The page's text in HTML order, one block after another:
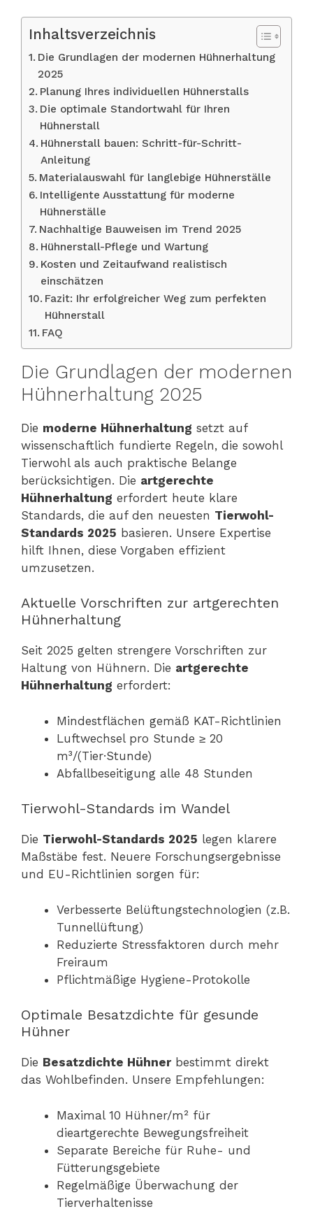
Inhaltsverzeichnis
Die Grundlagen der modernen Hühnerhaltung
2025
Planung Ihres individuellen Hühnerstalls
Die optimale Standortwahl für Ihren
Hühnerstall
Hühnerstall bauen: Schritt-für-Schritt-
Anleitung
Materialauswahl für langlebige Hühnerställe
Intelligente Ausstattung für moderne
Hühnerställe
Nachhaltige Bauweisen im Trend 2025
Hühnerstall-Pflege und Wartung
Kosten und Zeitaufwand realistisch
einschätzen
Fazit: Ihr erfolgreicher Weg zum perfekten
Hühnerstall
FAQ
Die Grundlagen der modernen
Hühnerhaltung 2025
Die moderne Hühnerhaltung setzt auf
wissenschaftlich fundierte Regeln, die sowohl
Tierwohl als auch praktische Belange
berücksichtigen. Die artgerechte
Hühnerhaltung erfordert heute klare
Standards, die auf den neuesten Tierwohl-
Standards 2025 basieren. Unsere Expertise
hilft Ihnen, diese Vorgaben effizient
umzusetzen.
Aktuelle Vorschriften zur artgerechten
Hühnerhaltung
Seit 2025 gelten strengere Vorschriften zur
Haltung von Hühnern. Die artgerechte
Hühnerhaltung erfordert:
Mindestflächen gemäß KAT-Richtlinien
Luftwechsel pro Stunde ≥ 20
m³/(Tier·Stunde)
Abfallbeseitigung alle 48 Stunden
Tierwohl-Standards im Wandel
Die Tierwohl-Standards 2025 legen klarere
Maßstäbe fest. Neuere Forschungsergebnisse
und EU-Richtlinien sorgen für:
Verbesserte Belüftungstechnologien (z.B.
Tunnellüftung)
Reduzierte Stressfaktoren durch mehr
Freiraum
Pflichtmäßige Hygiene-Protokolle
Optimale Besatzdichte für gesunde
Hühner
Die Besatzdichte Hühnerbestimmt direkt
das Wohlbefinden. Unsere Empfehlungen:
Maximal 10 Hühner/m² für
dieartgerechte Bewegungsfreiheit
Separate Bereiche für Ruhe- und
Fütterungsgebiete
Regelmäßige Überwachung der
Tierverhaltenisse